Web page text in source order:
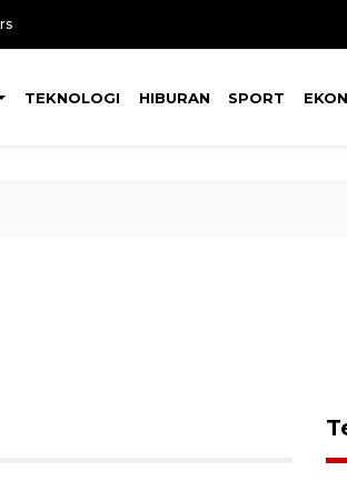
TEKNOLOGI HIBURAN SPORT